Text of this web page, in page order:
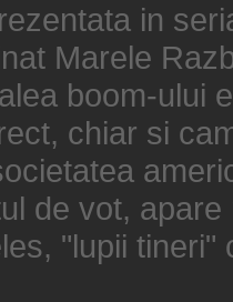
in
Marele
boom-ului
chiar si
de vot,
"lupii